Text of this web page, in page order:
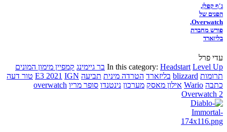
ג'ף קפלן,
הפנים של
Overwatch,
פורש מחברת
בליזארד
עדי פרל
In this category: Headstart Level Up בר גיימינג קמפיין מימון המונים
תרומות blizzard בליזארד הטרדה מינית תביעה E3 2021 IGN
טור דעה
כתבה Wario אילון מאסק מערכון נינטנדו סופר מריו overwatch
Overwatch 2